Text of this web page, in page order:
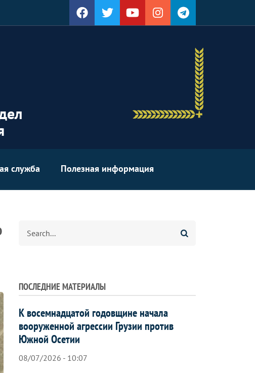
служба Полезная информация
ПОСЛЕДНИЕ МАТЕРИАЛЫ
К восемнадцатой годовщине начала
вооруженной агрессии Грузии против
Южной Осетии
08/07/2026 - 10:07